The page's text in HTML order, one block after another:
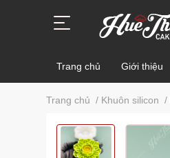
Trang chủ Giới thiệu
Trang chủ / Khuôn silicon /